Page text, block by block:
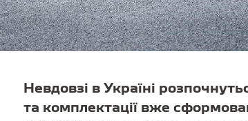
Невдовзі в Україні
та комплектації вже